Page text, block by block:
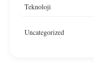
Teknoloji
Uncategorized